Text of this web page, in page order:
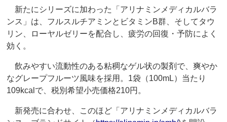
新たにシリーズに加わった「アリナミンメディカルバラ
ンス」は、フルスルチアミンとビタミンB群、そしてタウ
リン、ローヤルゼリーを配合し、疲労の回復・予防によく
効く。
飲みやすい流動性のある粘稠なゲル状の製剤で、爽やか
なグレープフルーツ風味を採用。1袋（100mL）当たり
109kcalで、税別希望小売価格210円。
新発売に合わせ、このほど「アリナミンメディカルバラ